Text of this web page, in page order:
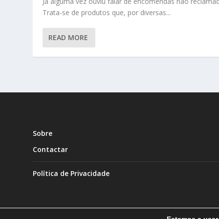
Trata-se de produtos que, por diversas...
READ MORE
Sobre
Contactar
Política de Privacidade